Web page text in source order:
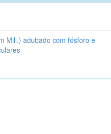
Mill.) adubado com fósforo e